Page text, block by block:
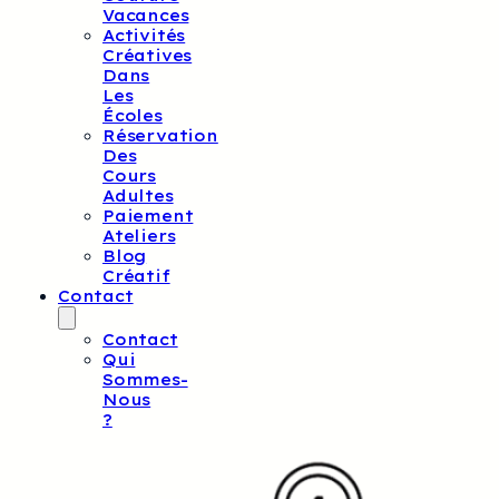
Vacances
Activités
Créatives
Dans
Les
Écoles
Réservation
Des
Cours
Adultes
Paiement
Ateliers
Blog
Créatif
Contact
Contact
Qui
Sommes-
Nous
?